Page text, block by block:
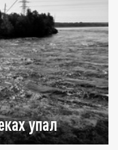
упал